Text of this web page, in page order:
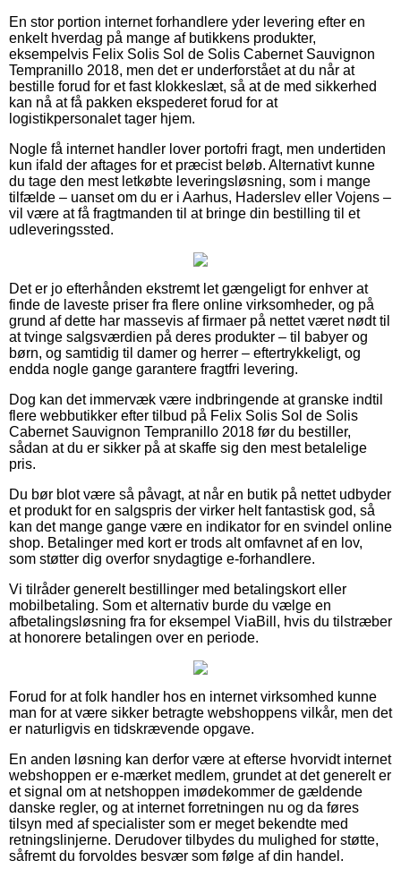
En stor portion internet forhandlere yder levering efter en
enkelt hverdag på mange af butikkens produkter,
eksempelvis Felix Solis Sol de Solis Cabernet Sauvignon
Tempranillo 2018, men det er underforstået at du når at
bestille forud for et fast klokkeslæt, så at de med sikkerhed
kan nå at få pakken ekspederet forud for at
logistikpersonalet tager hjem.
Nogle få internet handler lover portofri fragt, men undertiden
kun ifald der aftages for et præcist beløb. Alternativt kunne
du tage den mest letkøbte leveringsløsning, som i mange
tilfælde – uanset om du er i Aarhus, Haderslev eller Vojens –
vil være at få fragtmanden til at bringe din bestilling til et
udleveringssted.
Det er jo efterhånden ekstremt let gængeligt for enhver at
finde de laveste priser fra flere online virksomheder, og på
grund af dette har massevis af firmaer på nettet været nødt til
at tvinge salgsværdien på deres produkter – til babyer og
børn, og samtidig til damer og herrer – eftertrykkeligt, og
endda nogle gange garantere fragtfri levering.
Dog kan det immervæk være indbringende at granske indtil
flere webbutikker efter tilbud på Felix Solis Sol de Solis
Cabernet Sauvignon Tempranillo 2018 før du bestiller,
sådan at du er sikker på at skaffe sig den mest betalelige
pris.
Du bør blot være så påvagt, at når en butik på nettet udbyder
et produkt for en salgspris der virker helt fantastisk god, så
kan det mange gange være en indikator for en svindel online
shop. Betalinger med kort er trods alt omfavnet af en lov,
som støtter dig overfor snydagtige e-forhandlere.
Vi tilråder generelt bestillinger med betalingskort eller
mobilbetaling. Som et alternativ burde du vælge en
afbetalingsløsning fra for eksempel ViaBill, hvis du tilstræber
at honorere betalingen over en periode.
Forud for at folk handler hos en internet virksomhed kunne
man for at være sikker betragte webshoppens vilkår, men det
er naturligvis en tidskrævende opgave.
En anden løsning kan derfor være at efterse hvorvidt internet
webshoppen er e-mærket medlem, grundet at det generelt er
et signal om at netshoppen imødekommer de gældende
danske regler, og at internet forretningen nu og da føres
tilsyn med af specialister som er meget bekendte med
retningslinjerne. Derudover tilbydes du mulighed for støtte,
såfremt du forvoldes besvær som følge af din handel.